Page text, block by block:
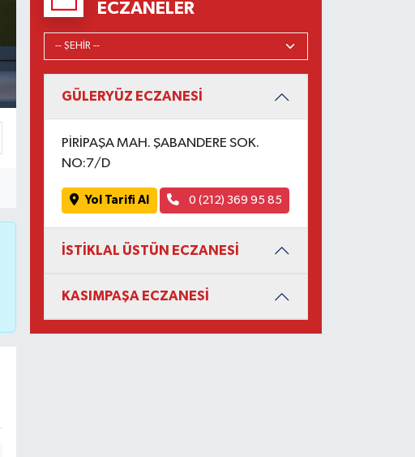
ECZANELER
GÜLERYÜZ ECZANESİ
PİRİPAŞA MAH. ŞABANDERE SOK.
NO:7/D
Yol Tarifi Al 0 (212) 369 95 85
İSTİKLAL ÜSTÜN ECZANESİ
KASIMPAŞA ECZANESİ